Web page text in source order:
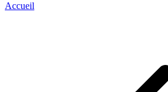
Accueil